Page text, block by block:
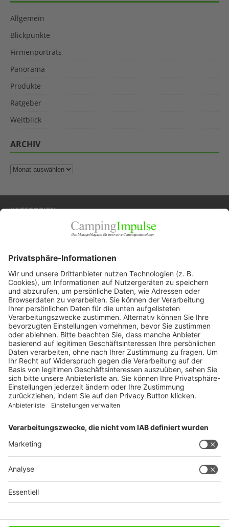
Allgemein
Blickpunkte
Firmenporträts
Panorama
Produkte
Ratgeber
Weitblick
ARCHIV
KATEGORIEN
Firmenporträts
Panorama
Produkte
Ratgeber
Weitblick
WEITERES AUS DEM VERLAG
Reisemobil International
SERVICE
Datenschutz